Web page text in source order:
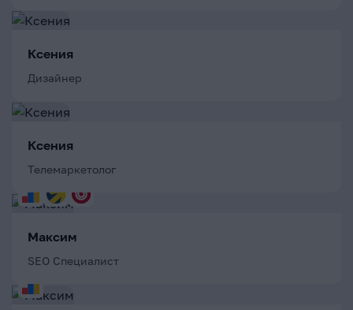
Ксения
Дизайнер
Ксения
Телемаркетолог
Максим
SEO Специалист